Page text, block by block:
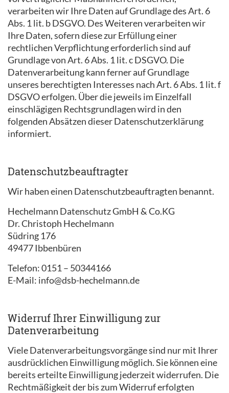
verarbeiten wir Ihre Daten auf Grundlage des Art. 6
Abs. 1 lit. b DSGVO. Des Weiteren verarbeiten wir
Ihre Daten, sofern diese zur Erfüllung einer
rechtlichen Verpflichtung erforderlich sind auf
Grundlage von Art. 6 Abs. 1 lit. c DSGVO. Die
Datenverarbeitung kann ferner auf Grundlage
unseres berechtigten Interesses nach Art. 6 Abs. 1 lit. f
DSGVO erfolgen. Über die jeweils im Einzelfall
einschlägigen Rechtsgrundlagen wird in den
folgenden Absätzen dieser Datenschutzerklärung
informiert.
Datenschutz­beauftragter
Wir haben einen Datenschutzbeauftragten benannt.
Hechelmann Datenschutz GmbH & Co.KG
Dr. Christoph Hechelmann
Südring 176
49477 Ibbenbüren
Telefon: 0151 – 50344166
E-Mail: info@dsb-hechelmann.de
Widerruf Ihrer Einwilligung zur
Datenverarbeitung
Viele Datenverarbeitungsvorgänge sind nur mit Ihrer
ausdrücklichen Einwilligung möglich. Sie können eine
bereits erteilte Einwilligung jederzeit widerrufen. Die
Rechtmäßigkeit der bis zum Widerruf erfolgten